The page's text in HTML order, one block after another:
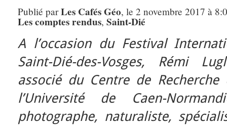
Publié parLes Cafés Géo, le 2 novembre 2017 à
Les comptes rendus, Saint-Dié
A l’occasion du Festival
Saint-Dié-des-Vosges, Rémi
associé du Centre de
l’Université de Caen-
photographe, naturaliste,